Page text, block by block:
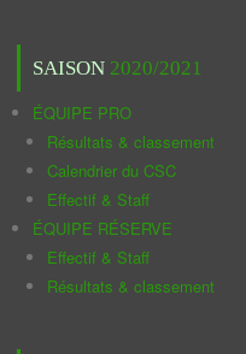
SAISON 2020/2021
ÉQUIPE PRO
Résultats & classement
Calendrier du CSC
Effectif & Staff
ÉQUIPE RÉSERVE
Effectif & Staff
Résultats & classement